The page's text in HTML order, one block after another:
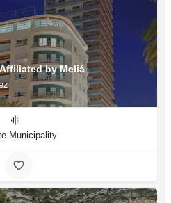
by Meliá
Municipality